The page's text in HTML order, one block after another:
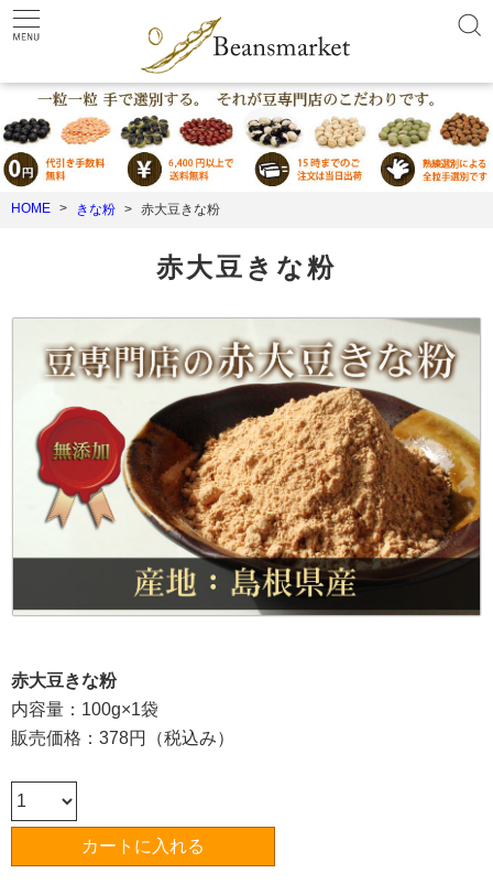
HOME きな粉 赤大豆きな粉
赤大豆きな粉
赤大豆きな粉
内容量：100g×1袋
販売価格：378円（税込み）